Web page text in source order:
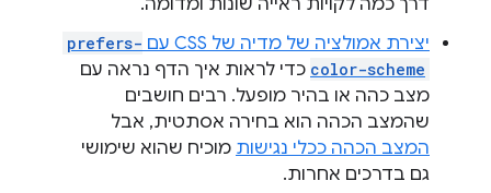
יצירת אמולציה של מדיה של CSS עם
prefers-
color-scheme כדי לראות איך הדף נראה עם
מצב כהה או בהיר מופעל. רבים חושבים
שהמצב הכהה הוא בחירה אסתטית, אבל
המצב הכהה ככלי נגישות מוכיח שהוא שימושי
גם בדרכים אחרות.